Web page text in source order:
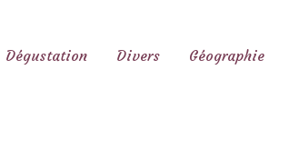
Dégustation Divers Géographie